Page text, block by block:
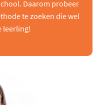
Daarom probeer
te zoeken die wel
leerling!